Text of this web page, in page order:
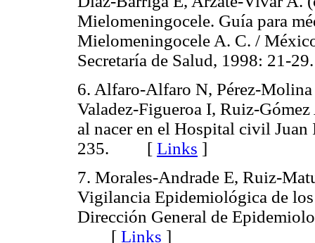
Mielomeningocele. Guía para
Mielomeningocele A. C. /
Secretaría de Salud, 1998:
6. Alfaro-Alfaro N, Pérez-
Valadez-Figueroa I, Ruiz-
al nacer en el Hospital civil
235. [ Links ]
7. Morales-Andrade E, Ruiz-
Vigilancia Epidemiológica de
Dirección General de
[ Links ]